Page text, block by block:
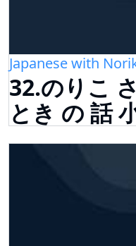
Japanese with
32.のりこ
とき の 話